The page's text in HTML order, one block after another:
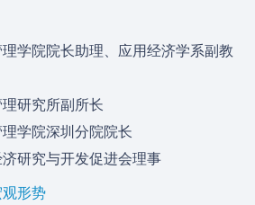
学院院长助理、应用经济学系副教
研究所副所长
学院深圳分院院长
研究与开发促进会理事
观形势